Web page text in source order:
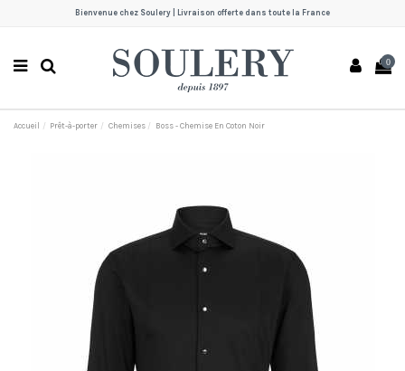
Bienvenue chez Soulery | Livraison offerte dans toute la France
0
Accueil Prêt-à-porter Chemises Boss - Chemise En Coton Noir